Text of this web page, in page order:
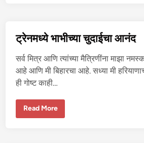
णि
आ
चं
गु
पि
त
-
ट्रेनमध्ये भाभीच्या चुदाईचा आनंद
सर्व मित्र आणि त्यांच्या मैत्रिणींना माझा
आहे आणि मी बिहारचा आहे. सध्या मी
ही गोष्ट काही…
ट्रे
Read More